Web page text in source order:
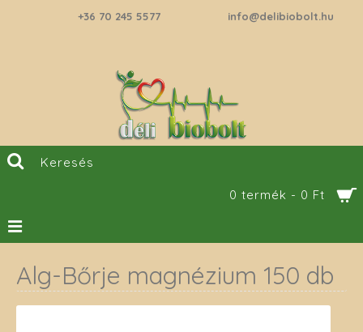
+36 70 245 5577 info@delibiobolt.hu
0 termék - 0 Ft
Alg-Bőrje magnézium 150 db